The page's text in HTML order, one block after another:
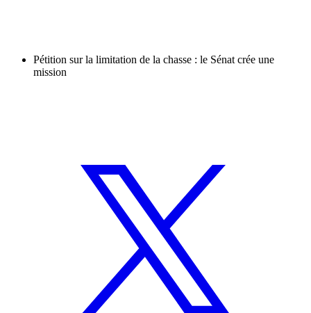
Pétition sur la limitation de la chasse : le Sénat crée une
mission